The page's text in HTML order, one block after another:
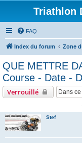
Triathlon
FAQ
Index du forum Zone
QUE METTRE
Course - Date -
Verrouillé
Stef